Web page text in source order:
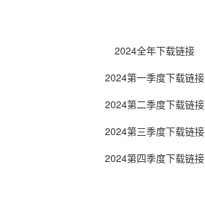
2024全年下载链接
2024第一季度下载链接
2024第二季度下载链接
2024第三季度下载链接
2024第四季度下载链接